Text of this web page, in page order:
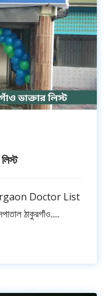
Doctor List
ঠাকুরগাঁও.....